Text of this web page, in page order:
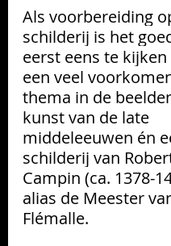
Als voorbereiding
schilderij is het
eerst eens te
een veel
thema in de
kunst van de late
middeleeuwen én
schilderij van
Campin (ca. 1378-
alias de Meester
Flémalle.